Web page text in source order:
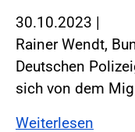
30.10.2023 |
Rainer Wendt,
Deutschen
sich von dem
Weiterlesen